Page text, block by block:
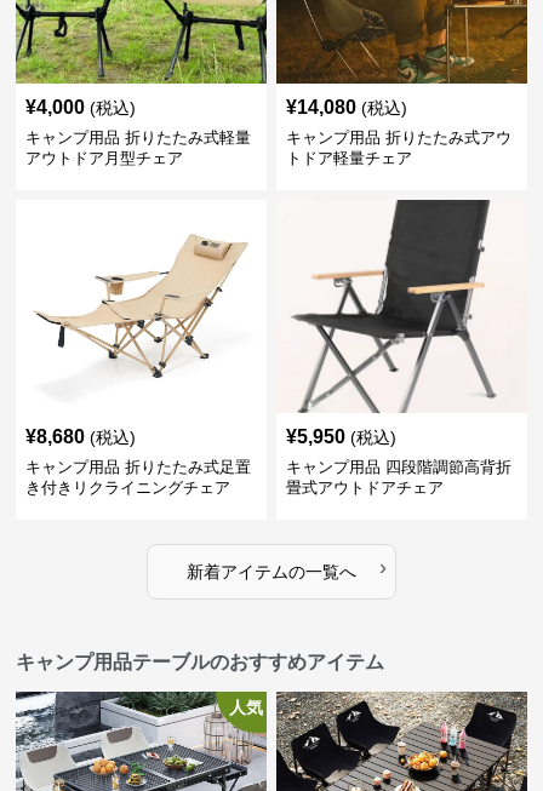
¥4,000 (税込)
キャンプ用品 折りたたみ式軽量
アウトドア月型チェア
¥14,080 (税込)
キャンプ用品 折りたたみ式アウ
トドア軽量チェア
¥8,680 (税込)
キャンプ用品 折りたたみ式足置
き付きリクライニングチェア
¥5,950 (税込)
キャンプ用品 四段階調節高背折
畳式アウトドアチェア
新着アイテムの一覧へ ›
キャンプ用品テーブルのおすすめアイテム
人気